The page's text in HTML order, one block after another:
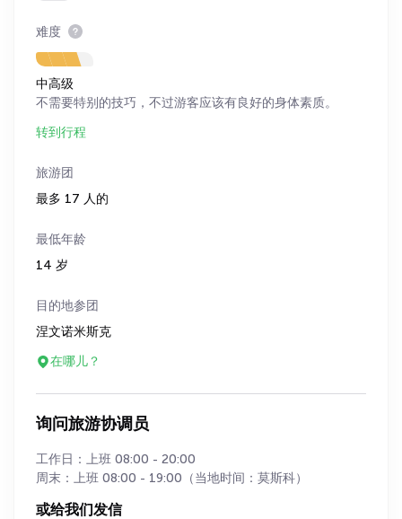
难度
中高级
不需要特别的技巧，不过游客应该有良好的身体素质。
转到行程
旅游团
最多 17 人的
最低年龄
14 岁
目的地参团
涅文诺米斯克
在哪儿？
询问旅游协调员
工作日：上班 08:00 - 20:00
周末：上班 08:00 - 19:00（当地时间：莫斯科）
或给我们发信